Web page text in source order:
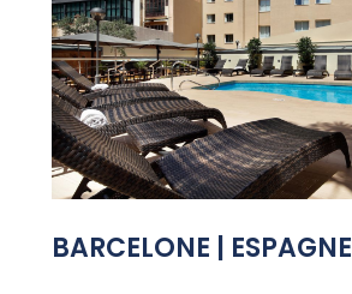
BARCELONE | ESPAGNE